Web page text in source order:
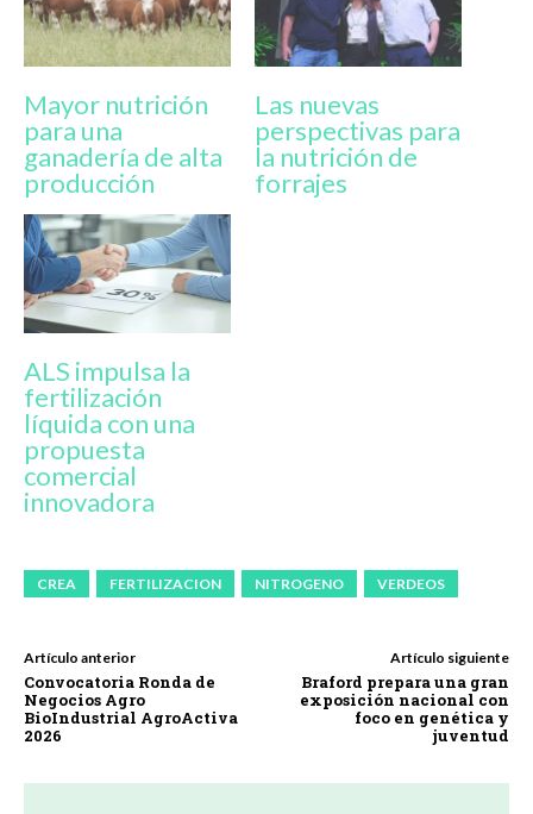
Mayor nutrición
para una
ganadería de alta
producción
Las nuevas
perspectivas para
la nutrición de
forrajes
ALS impulsa la
fertilización
líquida con una
propuesta
comercial
innovadora
CREA FERTILIZACION NITROGENO VERDEOS
Artículo anterior
Convocatoria Ronda de
Negocios Agro
BioIndustrial AgroActiva
2026
Artículo siguiente
Braford prepara una gran
exposición nacional con
foco en genética y
juventud